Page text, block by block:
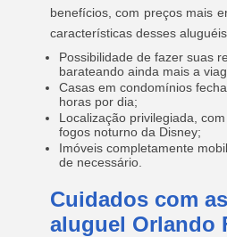
benefícios, com preços mais
características desses
Possibilidade de fazer suas
barateando ainda mais a
Casas em condomínios
horas por dia;
Localização privilegiada,
fogos noturno da Disney;
Imóveis completamente
de necessário.
Cuidados com
aluguel Orlando